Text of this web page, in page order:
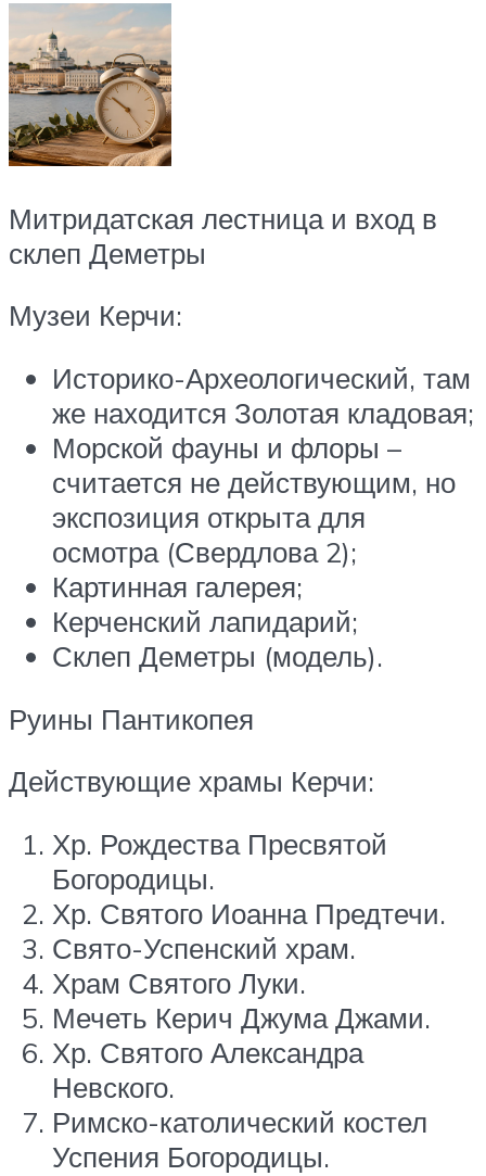
Митридатская лестница и вход в
склеп Деметры
Музеи Керчи:
Историко-Археологический, там
же находится Золотая кладовая;
Морской фауны и флоры –
считается не действующим, но
экспозиция открыта для
осмотра (Свердлова 2);
Картинная галерея;
Керченский лапидарий;
Склеп Деметры (модель).
Руины Пантикопея
Действующие храмы Керчи:
Хр. Рождества Пресвятой
Богородицы.
Хр. Святого Иоанна Предтечи.
Свято-Успенский храм.
Храм Святого Луки.
Мечеть Керич Джума Джами.
Хр. Святого Александра
Невского.
Римско-католический костел
Успения Богородицы.